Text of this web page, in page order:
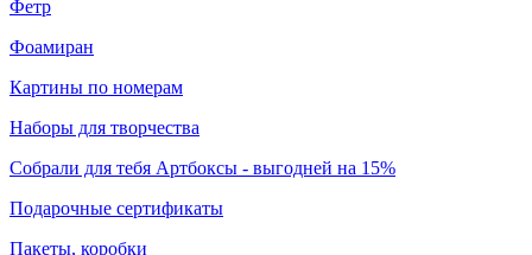
Фетр
Фоамиран
Картины по номерам
Наборы для творчества
Собрали для тебя Артбоксы - выгодней на 15%
Подарочные сертификаты
Пакеты, коробки